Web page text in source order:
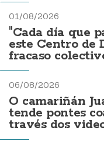
01/08/2026
"Cada día que
este Centro de
fracaso
06/08/2026
O camariñán
tende pontes
través dos